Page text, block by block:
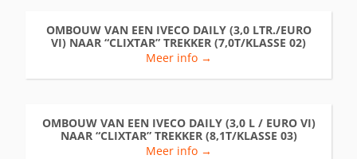
OMBOUW VAN EEN IVECO DAILY (3,0 LTR./EURO
VI) NAAR “CLIXTAR” TREKKER (7,0T/KLASSE 02)
Meer info →
OMBOUW VAN EEN IVECO DAILY (3,0 L / EURO VI)
NAAR “CLIXTAR” TREKKER (8,1T/KLASSE 03)
Meer info →